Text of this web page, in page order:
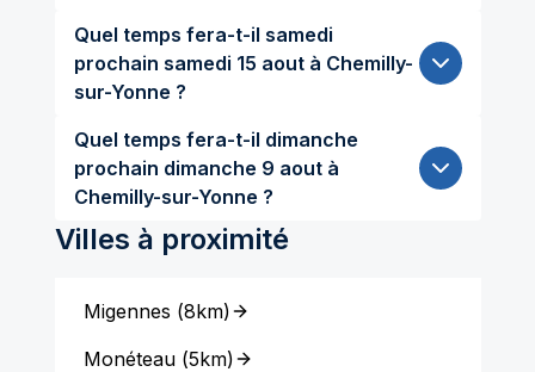
Quel temps fera-t-il samedi
prochain samedi 15 aout à Chemilly-
sur-Yonne ?
Quel temps fera-t-il dimanche
prochain dimanche 9 aout à
Chemilly-sur-Yonne ?
Villes à proximité
Migennes (8km)
Monéteau(5km)